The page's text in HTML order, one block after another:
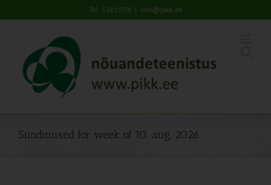
to
Tel: 5201078 | info@pikk.ee
Sündmused for week of 10. aug. 2026